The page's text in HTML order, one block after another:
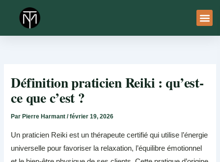
contenu
Définition praticien Reiki : qu’est-
ce que c’est ?
Par Pierre Harmant/février 19, 2026
Un praticien Reiki est un thérapeute certifié qui utilise l’énergie
universelle pour favoriser la relaxation, l’équilibre émotionnel